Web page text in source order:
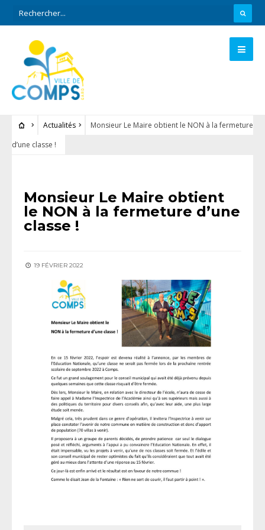
Actualités
Monsieur Le Maire obtient le NON à la fermeture
d’une classe !
Monsieur Le Maire obtient
le NON à la fermeture d’une
classe !
19 FÉVRIER 2022